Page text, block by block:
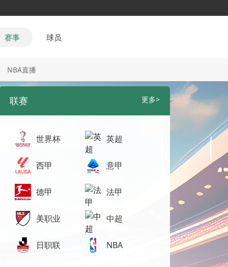
赛事 球员
NBA直播
联赛 更多>
世界杯 英超
西甲 意甲
德甲 法甲
美职业 中超
日职联 NBA